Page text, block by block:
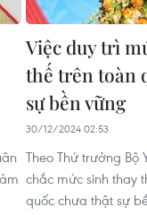
Việc duy trì
thế trên toàn
sự bền vững
30/12/2024 02:53
Theo Thứ trưởng Bộ
chắc mức sinh thay
quốc chưa thật sự